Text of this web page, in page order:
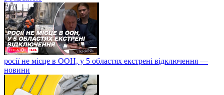
росії не місце в ООН, у 5 областях екстрені відключення —
новини